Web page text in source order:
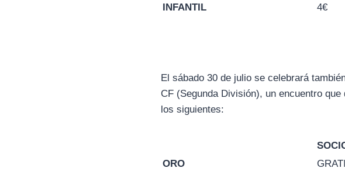
INFANTIL
4€
El sábado 30 de julio se celebrará
CF (Segunda División), un encuentro
los siguientes:
ORO